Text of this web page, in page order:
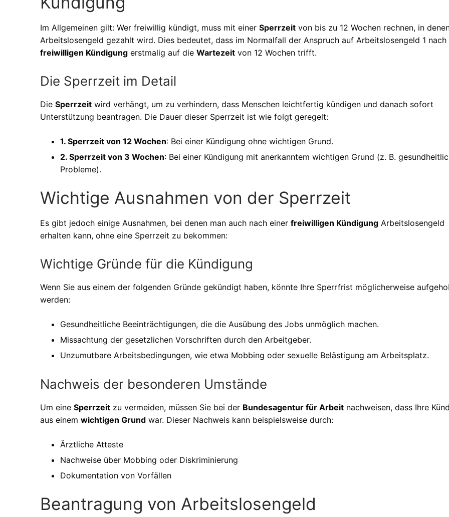
Im Allgemeinen gilt: Wer freiwillig kündigt, muss mit einer Sperrzeit von bis zu 12 Wochen rechnen, in
Arbeitslosengeld gezahlt wird. Dies bedeutet, dass im Normalfall der Anspruch auf Arbeitslosengeld 1 nach
freiwilligen Kündigung erstmalig auf die Wartezeit von 12 Wochen trifft.
Die Sperrzeit im Detail
Die Sperrzeit wird verhängt, um zu verhindern, dass Menschen leichtfertig kündigen und danach sofort
Unterstützung beantragen. Die Dauer dieser Sperrzeit ist wie folgt geregelt:
1. Sperrzeit von 12 Wochen: Bei einer Kündigung ohne wichtigen Grund.
2. Sperrzeit von 3 Wochen: Bei einer Kündigung mit anerkanntem wichtigen Grund (z. B.
Probleme).
Wichtige Ausnahmen von der Sperrzeit
Es gibt jedoch einige Ausnahmen, bei denen man auch nach einer freiwilligen Kündigung Arbeitslosengeld
erhalten kann, ohne eine Sperrzeit zu bekommen:
Wichtige Gründe für die Kündigung
Wenn Sie aus einem der folgenden Gründe gekündigt haben, könnte Ihre Sperrfrist möglicherweise
werden:
Gesundheitliche Beeinträchtigungen, die die Ausübung des Jobs unmöglich machen.
Missachtung der gesetzlichen Vorschriften durch den Arbeitgeber.
Unzumutbare Arbeitsbedingungen, wie etwa Mobbing oder sexuelle Belästigung am Arbeitsplatz.
Nachweis der besonderen Umstände
Um eine Sperrzeit zu vermeiden, müssen Sie bei der Bundesagentur für Arbeit nachweisen, dass Ihre
aus einem wichtigen Grund war. Dieser Nachweis kann beispielsweise durch:
Ärztliche Atteste
Nachweise über Mobbing oder Diskriminierung
Dokumentation von Vorfällen
Beantragung von Arbeitslosengeld